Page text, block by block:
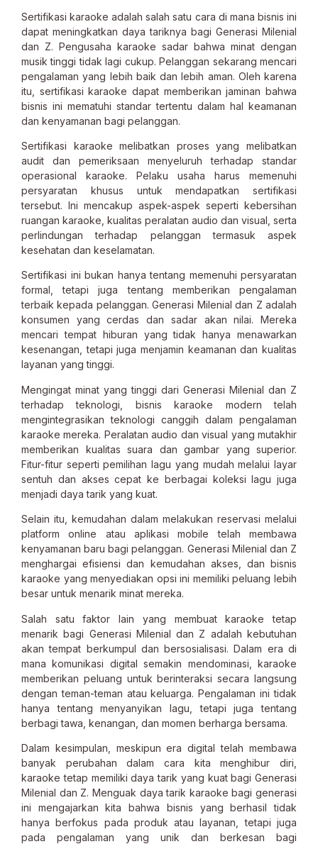
Sertifikasi karaoke adalah salah satu cara di mana bisnis ini
dapat meningkatkan daya tariknya bagi Generasi Milenial
dan Z. Pengusaha karaoke sadar bahwa minat dengan
musik tinggi tidak lagi cukup. Pelanggan sekarang mencari
pengalaman yang lebih baik dan lebih aman. Oleh karena
itu, sertifikasi karaoke dapat memberikan jaminan bahwa
bisnis ini mematuhi standar tertentu dalam hal keamanan
dan kenyamanan bagi pelanggan.
Sertifikasi karaoke melibatkan proses yang melibatkan
audit dan pemeriksaan menyeluruh terhadap standar
operasional karaoke. Pelaku usaha harus memenuhi
persyaratan khusus untuk mendapatkan sertifikasi
tersebut. Ini mencakup aspek-aspek seperti kebersihan
ruangan karaoke, kualitas peralatan audio dan visual, serta
perlindungan terhadap pelanggan termasuk aspek
kesehatan dan keselamatan.
Sertifikasi ini bukan hanya tentang memenuhi persyaratan
formal, tetapi juga tentang memberikan pengalaman
terbaik kepada pelanggan. Generasi Milenial dan Z adalah
konsumen yang cerdas dan sadar akan nilai. Mereka
mencari tempat hiburan yang tidak hanya menawarkan
kesenangan, tetapi juga menjamin keamanan dan kualitas
layanan yang tinggi.
Mengingat minat yang tinggi dari Generasi Milenial dan Z
terhadap teknologi, bisnis karaoke modern telah
mengintegrasikan teknologi canggih dalam pengalaman
karaoke mereka. Peralatan audio dan visual yang mutakhir
memberikan kualitas suara dan gambar yang superior.
Fitur-fitur seperti pemilihan lagu yang mudah melalui layar
sentuh dan akses cepat ke berbagai koleksi lagu juga
menjadi daya tarik yang kuat.
Selain itu, kemudahan dalam melakukan reservasi melalui
platform online atau aplikasi mobile telah membawa
kenyamanan baru bagi pelanggan. Generasi Milenial dan Z
menghargai efisiensi dan kemudahan akses, dan bisnis
karaoke yang menyediakan opsi ini memiliki peluang lebih
besar untuk menarik minat mereka.
Salah satu faktor lain yang membuat karaoke tetap
menarik bagi Generasi Milenial dan Z adalah kebutuhan
akan tempat berkumpul dan bersosialisasi. Dalam era di
mana komunikasi digital semakin mendominasi, karaoke
memberikan peluang untuk berinteraksi secara langsung
dengan teman-teman atau keluarga. Pengalaman ini tidak
hanya tentang menyanyikan lagu, tetapi juga tentang
berbagi tawa, kenangan, dan momen berharga bersama.
Dalam kesimpulan, meskipun era digital telah membawa
banyak perubahan dalam cara kita menghibur diri,
karaoke tetap memiliki daya tarik yang kuat bagi Generasi
Milenial dan Z. Menguak daya tarik karaoke bagi generasi
ini mengajarkan kita bahwa bisnis yang berhasil tidak
hanya berfokus pada produk atau layanan, tetapi juga
pada pengalaman yang unik dan berkesan bagi